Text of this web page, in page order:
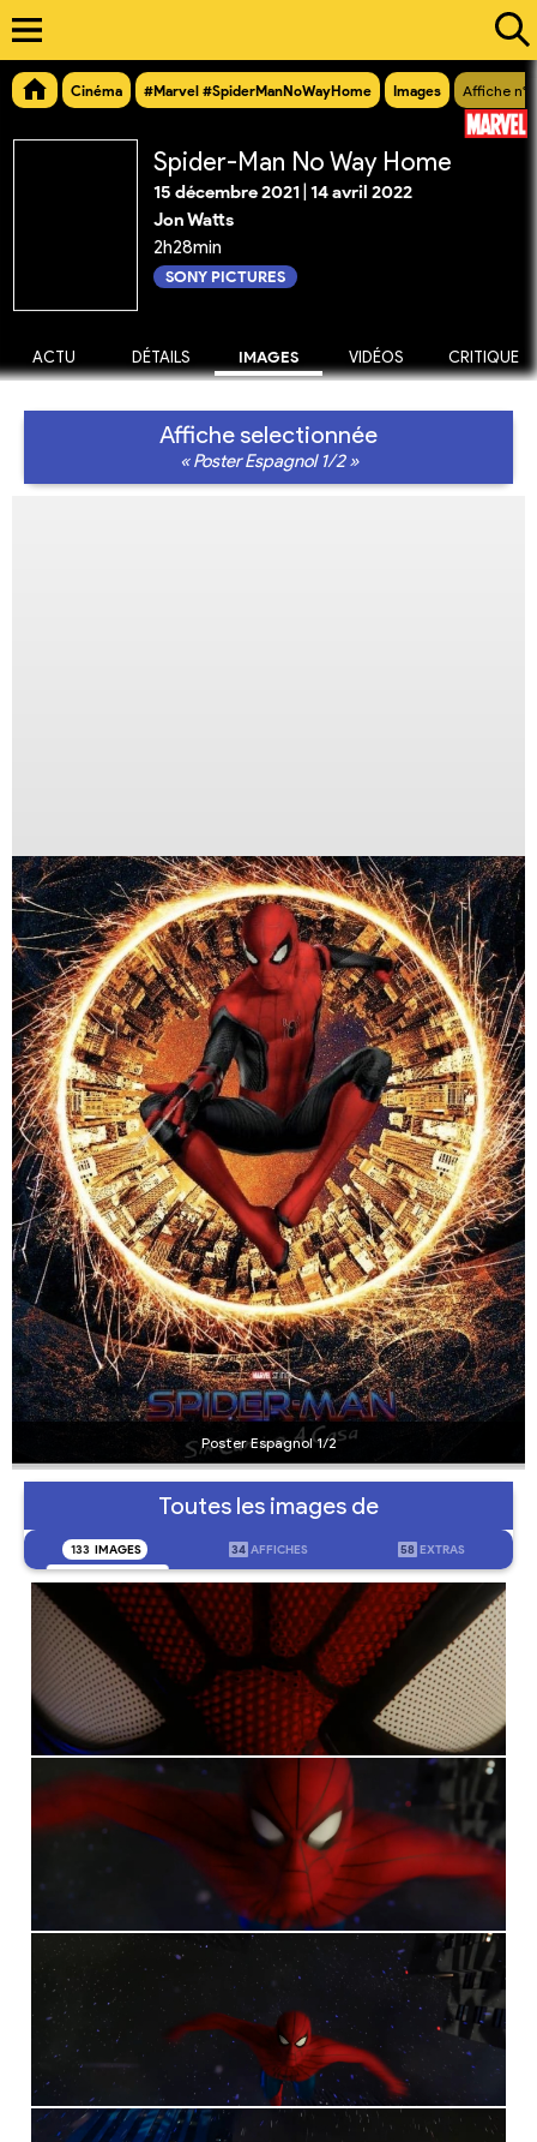
Cinéma #Marvel #SpiderManNoWayHome Images Affiche
Spider-Man No Way Home
15 décembre 2021 14 avril 2022
Jon Watts
2h28min
SONY PICTURES
ACTU DÉTAILS IMAGES VIDÉOS CRITIQUE
Affiche selectionnée
« Poster Espagnol 1/2 »
Poster Espagnol 1/2
Toutes les images de
133 IMAGES 34 AFFICHES 58 EXTRAS